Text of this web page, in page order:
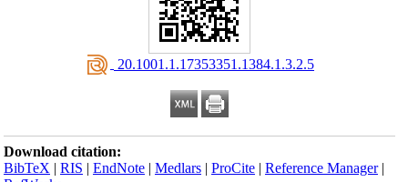
‎ 20.1001.1.17353351.1384.1.3.2.5
Download citation:
BibTeX |RIS |EndNote |Medlars |ProCite |Reference Manager